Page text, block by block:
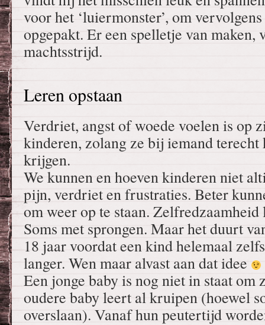
voor het ‘luiermonster’, om
opgepakt. Er een spelletje van maken,
machtsstrijd.
Leren opstaan
Verdriet, angst of woede voelen is op
kinderen, zolang ze bij iemand terecht
krijgen.
We kunnen en hoeven kinderen niet
pijn, verdriet en frustraties. Beter
om weer op te staan.
Soms met sprongen. Maar het duurt
18 jaar voordat een kind helemaal
langer. Wen maar alvast aan dat idee
Een jonge baby is nog niet in staat om
oudere baby leert al kruipen (hoewel
overslaan). Vanaf hun peutertijd